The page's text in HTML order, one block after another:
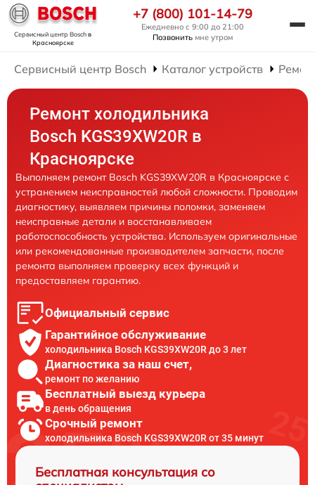
Сервисный центр Boschв
Красноярске
+7 (800) 101-14-79
Ежедневно с 9:00 до 21:00
Позвонить мне утром
Сервисный центр Bosch Каталог устройств
Ремонт холодильника
Bosch KGS39XW20R в
Красноярске
Выполняем ремонт Bosch KGS39XW20R в Красноярске с
устранением неисправностей любой сложности. Проводим
диагностику, выявляем причины поломки, заменяем
неисправные детали и восстанавливаем
работоспособность устройства. Используем оригинальные
или рекомендованные производителем запчасти, после
ремонта выполняем проверку всех функций и
предоставляем гарантию.
Официальный сервис
Гарантийное обслуживание
холодильника Bosch KGS39XW20R до 3 лет
Диагностика за наш счет,
ремонт по желанию
Бесплатный выезд курьера
в день обращения
Срочный ремонт
холодильника Bosch KGS39XW20R от 35 минут
Бесплатная консультация со